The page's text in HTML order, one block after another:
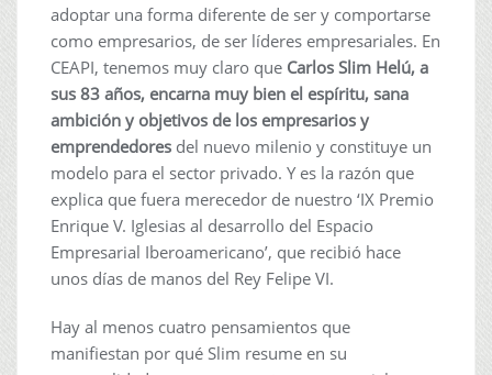
adoptar una forma diferente de ser y comportarse
como empresarios, de ser líderes empresariales. En
CEAPI, tenemos muy claro que Carlos Slim Helú, a
sus 83 años, encarna muy bien el espíritu, sana
ambición y objetivos de los empresarios y
emprendedores del nuevo milenio y constituye un
modelo para el sector privado. Y es la razón que
explica que fuera merecedor de nuestro ‘IX Premio
Enrique V. Iglesias al desarrollo del Espacio
Empresarial Iberoamericano’, que recibió hace
unos días de manos del Rey Felipe VI.
Hay al menos cuatro pensamientos que
manifiestan por qué Slim resume en su